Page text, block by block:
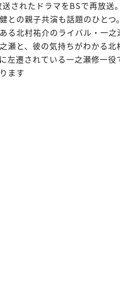
されたドラマをBSで再放送
との親子共演も話題のひと
る北村祐介のライバル・一
瀬と、彼の気持ちがわかる
左遷されている一之瀬修一役
ます